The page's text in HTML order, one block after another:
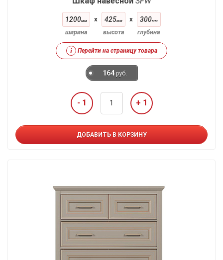
1200мм
ширина
x 425мм
высота
x 300мм
глубина
i Перейти на страницу товара
164 руб.
- 1 + 1
ДОБАВИТЬ В КОРЗИНУ